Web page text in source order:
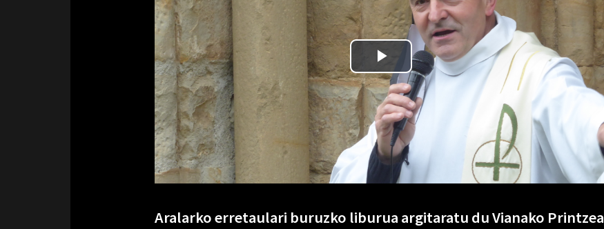
Aralarko erretaulari buruzko liburua argitaratu du Vianako Printzea